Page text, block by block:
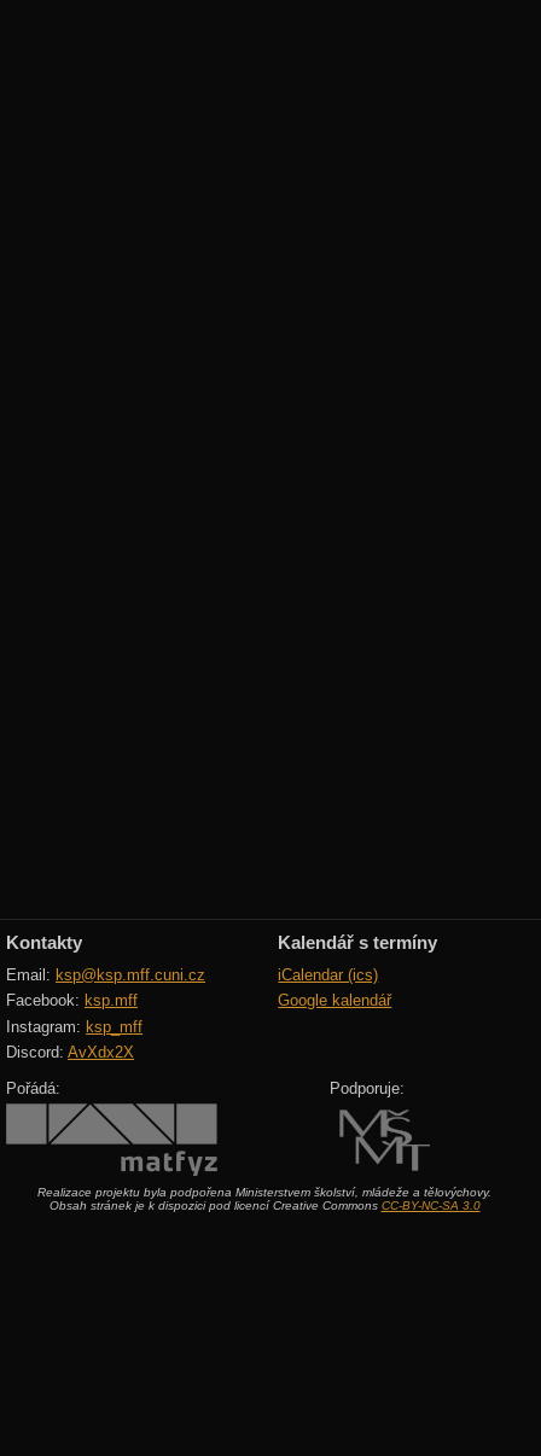
Kontakty
Email: ksp@ksp.mff.cuni.cz
Facebook: ksp.mff
Instagram: ksp_mff
Discord: AvXdx2X
Kalendář s termíny
iCalendar (ics)
Google kalendář
Pořádá: Podporuje:
Realizace projektu byla podpořena Ministerstvem školství, mládeže a tělovýchovy.
Obsah stránek je k dispozici pod licencí Creative Commons CC-BY-NC-SA 3.0